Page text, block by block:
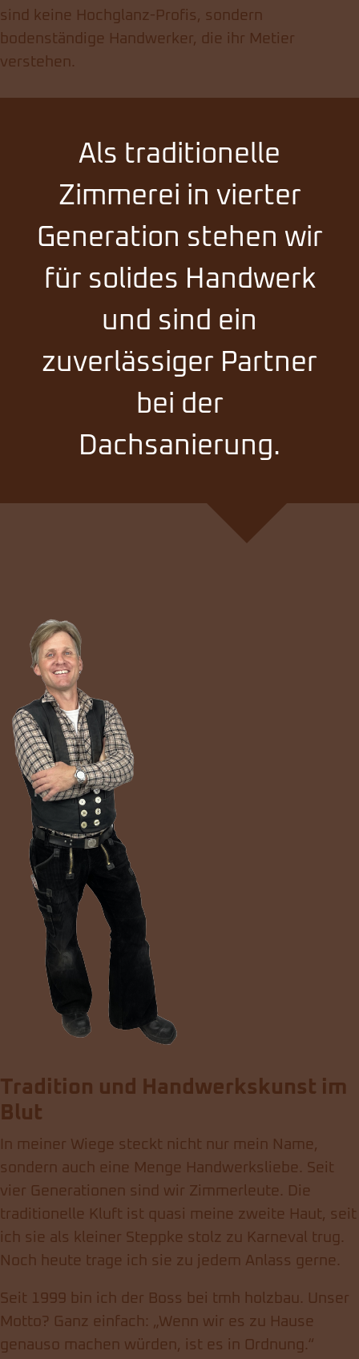
sind keine Hochglanz-Profis, sondern
bodenständige Handwerker, die ihr Metier
verstehen.
Als traditionelle
Zimmerei in vierter
Generation stehen wir
für solides Handwerk
und sind ein
zuverlässiger Partner
bei der
Dachsanierung.
Tradition und Handwerkskunst im
Blut
In meiner Wiege steckt nicht nur mein Name,
sondern auch eine Menge Handwerksliebe. Seit
vier Generationen sind wir Zimmerleute. Die
traditionelle Kluft ist quasi meine zweite Haut, seit
ich sie als kleiner Steppke stolz zu Karneval trug.
Noch heute trage ich sie zu jedem Anlass gerne.
Seit 1999 bin ich der Boss bei tmh holzbau. Unser
Motto? Ganz einfach: „Wenn wir es zu Hause
genauso machen würden, ist es in Ordnung.“